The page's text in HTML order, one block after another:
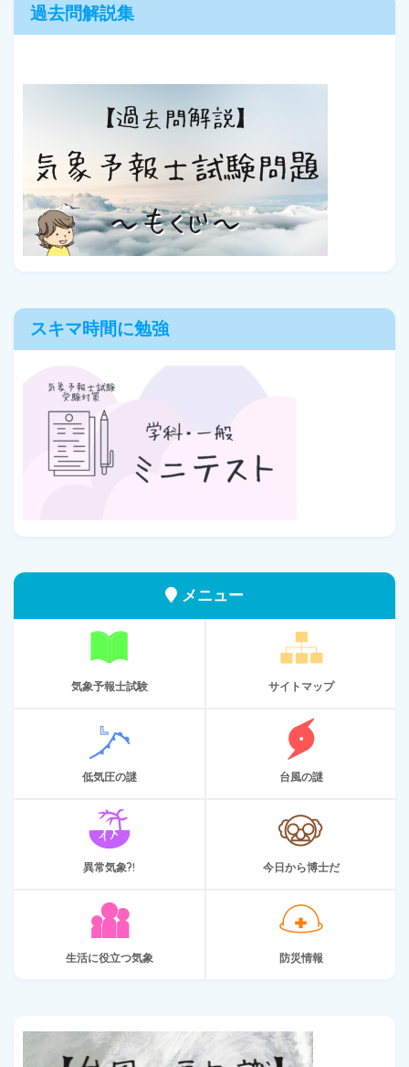
過去問解説集
スキマ時間に勉強
メニュー
気象予報士試験 サイトマップ
低気圧の謎 台風の謎
異常気象?! 今日から博士だ
生活に役立つ気象 防災情報